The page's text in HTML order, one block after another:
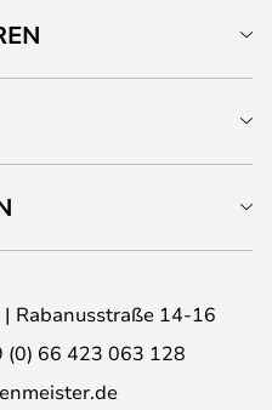
Rabanusstraße 14-16
(0) 66 423 063 128